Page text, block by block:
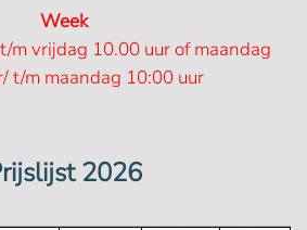
Week
m vrijdag 10.00 uur of maandag
t/m maandag 10:00 uur
2026